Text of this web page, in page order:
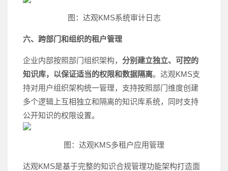
图：达观KMS系统审计日志
六、 跨部门和组织的租户管理
企业内部按照部门组织架构， 分别建立独立、可控的
知识库，以保证适当的权限和数据隔离。达观KMS支
持对用户组织架构统一管理，支持按照部门维度创建
多个逻辑上互相独立和隔离的知识库系统，同时支持
公开知识的权限设置。
图：达观KMS多租户应用管理
达观KMS是基于完整的知识合规管理功能架构打造面